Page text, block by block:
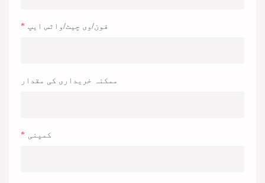
فون/وی چیٹ/واٹس ایپ
ممکنہ خریداری کی مقدار
کمپنی